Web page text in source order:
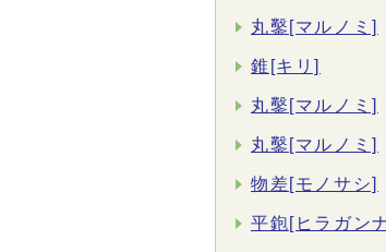
丸鑿[マルノミ]
錐[キリ]
丸鑿[マルノミ]
丸鑿[マルノミ]
物差[モノサシ]
平鉋[ヒラガンナ